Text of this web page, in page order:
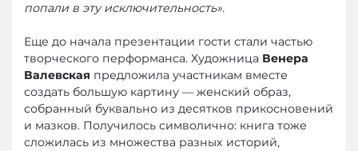
попали в эту исключительность».
Еще до начала презентации гости стали частью
творческого перформанса. Художница Венера
Валевская предложила участникам вместе
создать большую картину — женский образ,
собранный буквально из десятков прикосновений
и мазков. Получилось символично: книга тоже
сложилась из множества разных историй,